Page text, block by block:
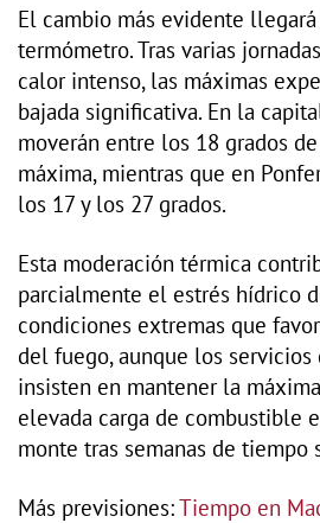
El cambio más evidente
termómetro. Tras varias
calor intenso, las máximas
bajada significativa. En la
moverán entre los 18 grados
máxima, mientras que en
los 17 y los 27 grados.
Esta moderación térmica
parcialmente el estrés hídrico
condiciones extremas que
del fuego, aunque los servicios
insisten en mantener la
elevada carga de combustible
monte tras semanas de tiempo
Más previsiones:Tiempo en